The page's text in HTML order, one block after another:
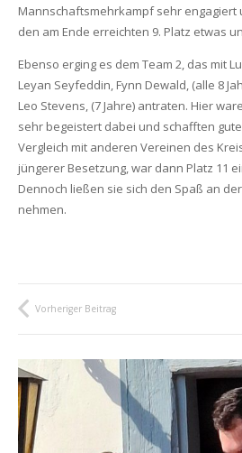
Mannschaftsmehrkampf sehr
den am Ende erreichten 9. Platz etwas
Ebenso erging es dem Team 2, das mit
Leyan Seyfeddin, Fynn Dewald, (alle 8
Leo Stevens, (7 Jahre) antraten. Hier
sehr begeistert dabei und schafften
Vergleich mit anderen Vereinen des
jüngerer Besetzung, war dann Platz 11
Dennoch ließen sie sich den Spaß an
nehmen.
Vorheriger Beitrag